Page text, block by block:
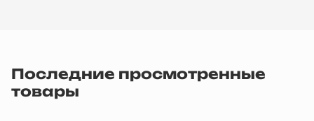
Последние просмотренные
товары